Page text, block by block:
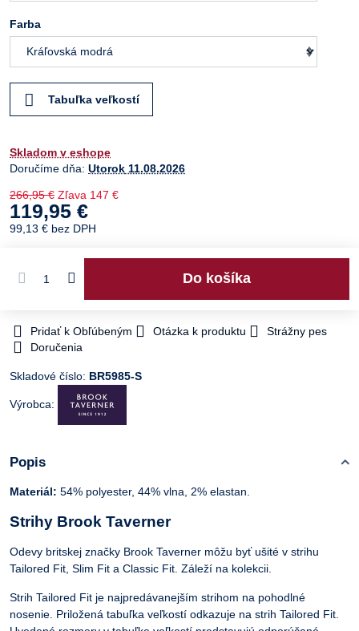
Farba
Tabuľka veľkostí
Skladom v eshope
Doručíme dňa: Utorok 11.08.2026
266,95 € Zľava 147 €
119,95 €
99,13 € bez DPH
Do košíka
Pridať k Obľúbeným Otázka k produktu
Strážny pes
Doručenia
Skladové číslo: BR5985-S
Výrobca:
Popis
Materiál: 54% polyester, 44% vlna, 2% elastan.
Strihy Brook Taverner
Odevy britskej značky Brook Taverner môžu byť ušité v strihu
Tailored Fit, Slim Fit a Classic Fit. Záleží na kolekcii.
Strih Tailored Fit je najpredávanejším strihom na pohodlné
nosenie. Priložená tabuľka veľkostí odkazuje na strih Tailored Fit.